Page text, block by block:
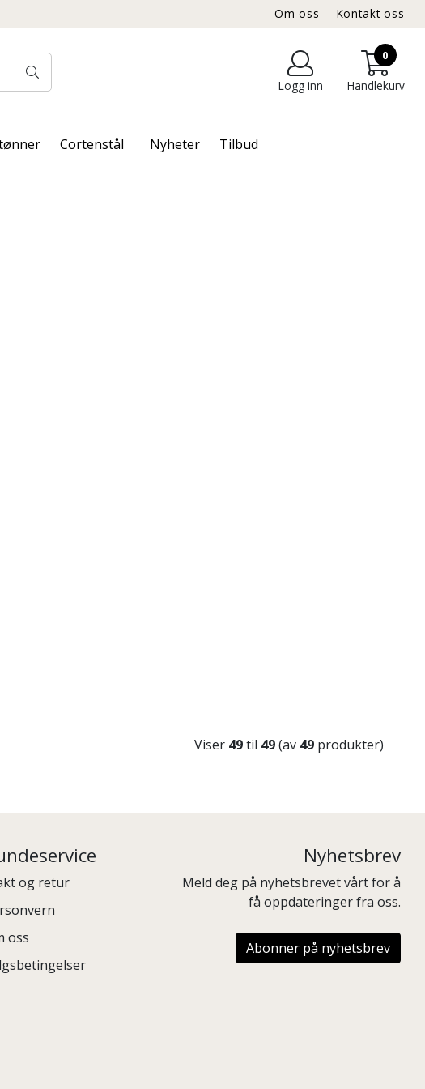
Om oss Kontakt oss
Logg inn
0
Handlekurv
Cortenstål Nyheter Tilbud
Viser 49til 49(av 49 produkter)
og retur
oss
Nyhetsbrev
Meld deg på nyhetsbrevet vårt for å
få oppdateringer fra oss.
Abonner på nyhetsbrev